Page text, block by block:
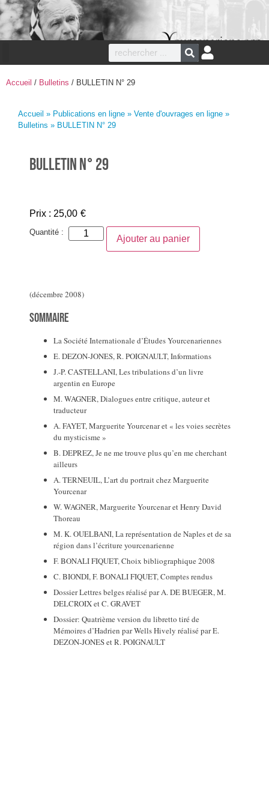
Accueil / Bulletins / BULLETIN N° 29
Accueil » Publications en ligne » Vente d'ouvrages en ligne »
Bulletins » BULLETIN N° 29
BULLETIN N° 29
Prix : 25,00 €
Quantité :
Ajouter au panier
(décembre 2008)
Sommaire
La Société Internationale d’Études Yourcenariennes
E. DEZON-JONES, R. POIGNAULT, Informations
J.-P. CASTELLANI, Les tribulations d’un livre
argentin en Europe
M. WAGNER, Dialogues entre critique, auteur et
traducteur
A. FAYET, Marguerite Yourcenar et « les voies secrètes
du mysticisme »
B. DEPREZ, Je ne me trouve plus qu’en me cherchant
ailleurs
A. TERNEUIL, L’art du portrait chez Marguerite
Yourcenar
W. WAGNER, Marguerite Yourcenar et Henry David
Thoreau
M. K. OUELBANI, La représentation de Naples et de sa
région dans l’écriture yourcenarienne
F. BONALI FIQUET, Choix bibliographique 2008
C. BIONDI, F. BONALI FIQUET, Comptes rendus
Dossier Lettres belges réalisé par A. DE BUEGER, M.
DELCROIX et C. GRAVET
Dossier: Quatrième version du libretto tiré de
Mémoires d’Hadrien par Wells Hively réalisé par E.
DEZON-JONES et R. POIGNAULT